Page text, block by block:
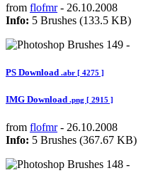
from flofmr- 26.10.2008
Info: 5 Brushes (133.5 KB)
PS Download .abr [ 4275 ]
IMG Download .png [ 2915 ]
from flofmr- 26.10.2008
Info: 5 Brushes (367.67 KB)